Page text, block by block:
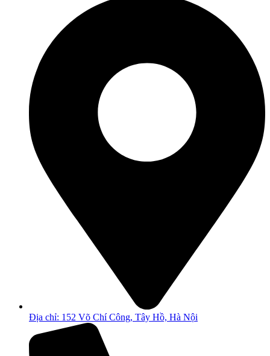
Địa chỉ: 152 Võ Chí Công, Tây Hồ, Hà Nội